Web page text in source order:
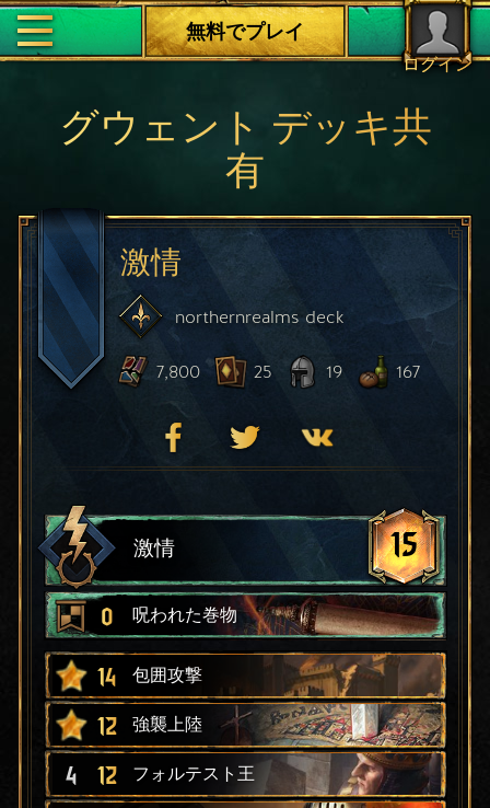
ログイン
無料でプレイ
グウェント デッキ共
有
激情
northernrealmsdeck
7,800 25 19 167
激情 15
0 呪われた巻物
14 包囲攻撃
12 強襲上陸
4 12 フォルテスト王